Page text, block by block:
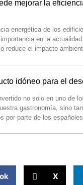
mejorar la
energética de los
en la
reduce el impacto
idóneo para el
no solo en uno de
gastronomía, sino
por parte de los españoles
X